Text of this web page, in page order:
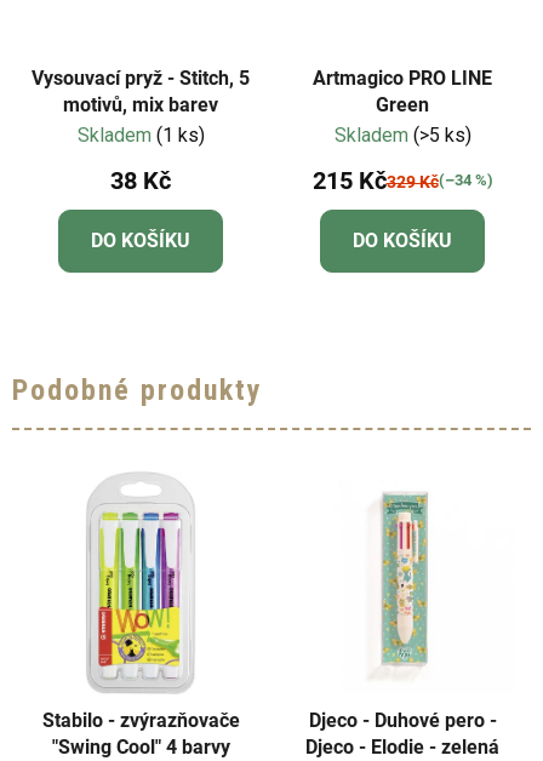
Vysouvací pryž - Stitch, 5
motivů, mix barev
Skladem (1 ks)
38 Kč
DO KOŠÍKU
Artmagico PRO LINE
Green
Skladem (>5 ks)
215 Kč329 Kč(–34 %)
DO KOŠÍKU
Podobné produkty
Stabilo - zvýrazňovače
"Swing Cool" 4 barvy
Djeco - Duhové pero -
Djeco - Elodie - zelená